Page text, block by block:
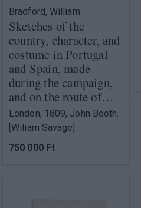
Bradford, William
Sketches of the
country, character, and
costume in Portugal
and Spain, made
during the campaign,
and on the route of…
London, 1809, John Booth.
[Wiliam Savage]
750 000 Ft